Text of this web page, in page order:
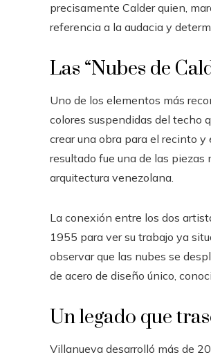
precisamente Calder quien,
referencia a la audacia y
Las “Nubes de
Uno de los elementos más
colores suspendidas del techo
crear una obra para el recinto
resultado fue una de las
arquitectura venezolana.
La conexión entre los dos
1955 para ver su trabajo ya
observar que las nubes se
de acero de diseño único,
Un legado que
Villanueva desarrolló más de